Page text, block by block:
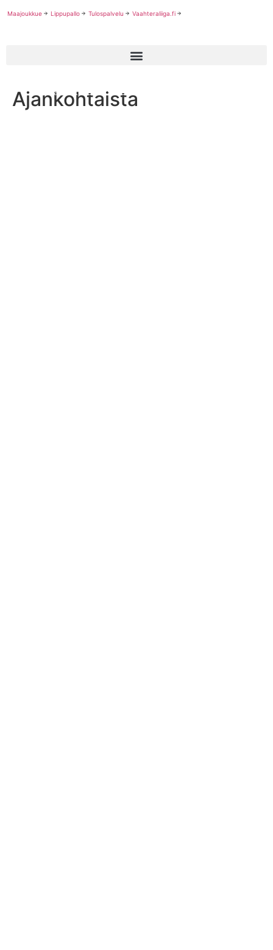
Maajoukkue Lippupallo Tulospalvelu Vaahteraliiga.fi
Ajankohtaista
Niklas Gattiker Montrealin Concordiaan